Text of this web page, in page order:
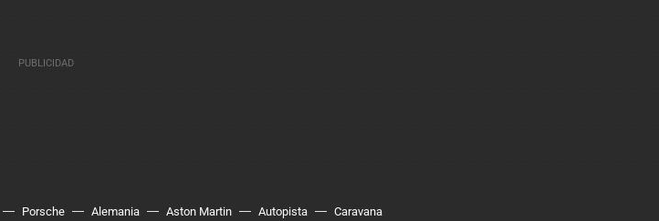
Porsche Alemania Aston Martin Autopista Caravana